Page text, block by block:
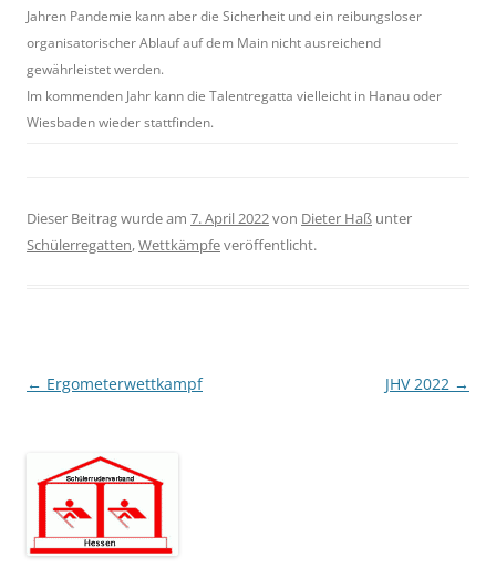
Jahren Pandemie kann aber die Sicherheit und ein reibungsloser
organisatorischer Ablauf auf dem Main nicht ausreichend
gewährleistet werden.
Im kommenden Jahr kann die Talentregatta vielleicht in Hanau oder
Wiesbaden wieder stattfinden.
Dieser Beitrag wurde am 7. April 2022von Dieter Haß unter
Schülerregatten,Wettkämpfeveröffentlicht.
Beitragsnavigation
← Ergometerwettkampf JHV 2022 →